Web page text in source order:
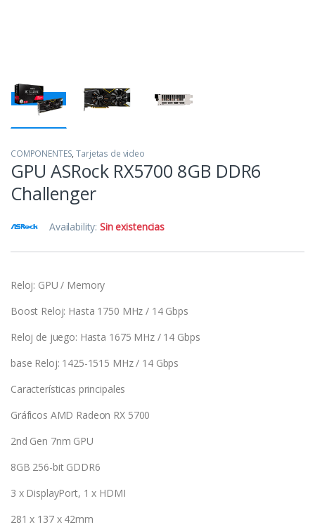
COMPONENTES,Tarjetas de video
GPU ASRock RX5700 8GB DDR6
Challenger
Availability:Sin existencias
Reloj: GPU / Memory
Boost Reloj: Hasta 1750 MHz / 14 Gbps
Reloj de juego: Hasta 1675 MHz / 14 Gbps
base Reloj: 1425-1515 MHz / 14 Gbps
Características principales
Gráficos AMD Radeon RX 5700
2nd Gen 7nm GPU
8GB 256-bit GDDR6
3 x DisplayPort, 1 x HDMI
281 x 137 x 42mm